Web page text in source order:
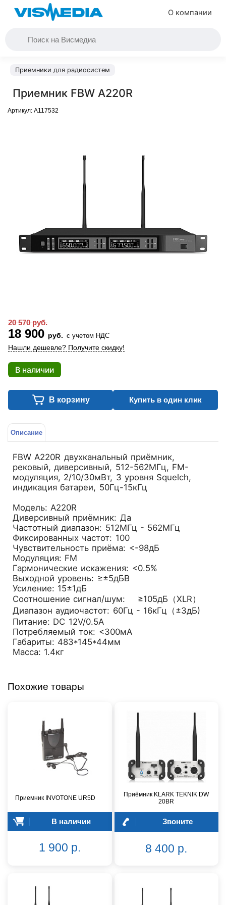
О компании
Приемники для радиосистем
Приемник FBW A220R
Артикул: A117532
20 570 руб.
18 900 руб. с учетом НДС
Нашли дешевле? Получите скидку!
В наличии
В корзину Купить в один клик
Описание
FBW A220R двухканальный приёмник,
рековый, диверсивный, 512-562МГц, FM-
модуляция, 2/10/30мВт, 3 уровня Squelch,
индикация батареи, 50Гц-15кГц
Модель: A220R
Диверсивный приёмник: Да
Частотный диапазон: 512МГц - 562МГц
Фиксированных частот: 100
Чувствительность приёма: <-98дБ
Модуляция: FM
Гармонические искажения: <0.5%
Выходной уровень: ≥±5дБВ
Усиление: 15±1дБ
Соотношение сигнал/шум: ≥105дБ（XLR）
Диапазон аудиочастот: 60Гц - 16кГц（±3дБ)
Питание: DC 12V/0.5A
Потребляемый ток: <300мА
Габариты: 483*145*44мм
Масса: 1.4кг
Похожие товары
Приемник INVOTONE UR5D
В наличии
1 900 р.
Приёмник KLARK TEKNIK DW
20BR
Звоните
8 400 р.